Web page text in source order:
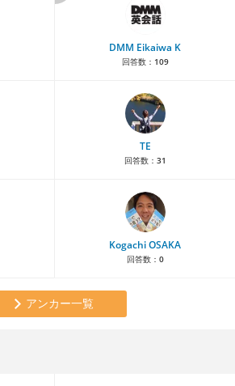
DMM Eikaiwa K
回答数： 109
TE
回答数： 31
Kogachi OSAKA
回答数： 0
アンカー一覧